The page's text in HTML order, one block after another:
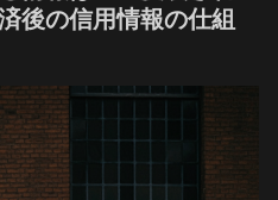
後の信用情報の仕組